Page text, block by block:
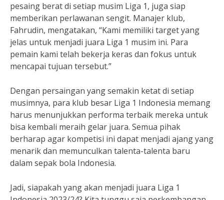
pesaing berat di setiap musim Liga 1, juga siap
memberikan perlawanan sengit. Manajer klub,
Fahrudin, mengatakan, “Kami memiliki target yang
jelas untuk menjadi juara Liga 1 musim ini. Para
pemain kami telah bekerja keras dan fokus untuk
mencapai tujuan tersebut.”
Dengan persaingan yang semakin ketat di setiap
musimnya, para klub besar Liga 1 Indonesia memang
harus menunjukkan performa terbaik mereka untuk
bisa kembali meraih gelar juara. Semua pihak
berharap agar kompetisi ini dapat menjadi ajang yang
menarik dan memunculkan talenta-talenta baru
dalam sepak bola Indonesia.
Jadi, siapakah yang akan menjadi juara Liga 1